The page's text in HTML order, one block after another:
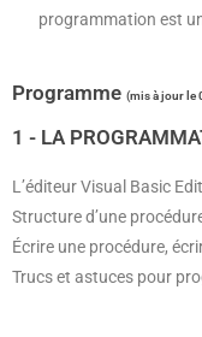
programmation est
Programme (mis à jour le
1 - LA
L’éditeur Visual Basic
Structure d’une
Écrire une procédure,
Trucs et astuces pour